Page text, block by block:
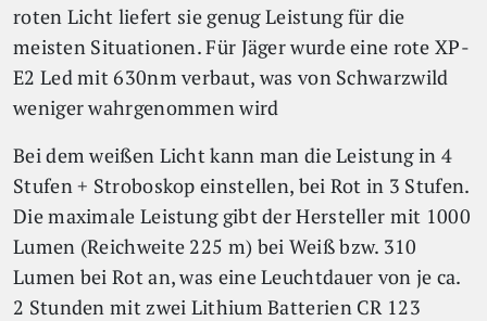
roten Licht liefert sie genug Leistung für die
meisten Situationen. Für Jäger wurde eine rote XP-
E2 Led mit 630nm verbaut, was von Schwarzwild
weniger wahrgenommen wird
Bei dem weißen Licht kann man die Leistung in 4
Stufen + Stroboskop einstellen, bei Rot in 3 Stufen.
Die maximale Leistung gibt der Hersteller mit 1000
Lumen (Reichweite 225 m) bei Weiß bzw. 310
Lumen bei Rot an, was eine Leuchtdauer von je ca.
2 Stunden mit zwei Lithium Batterien CR 123